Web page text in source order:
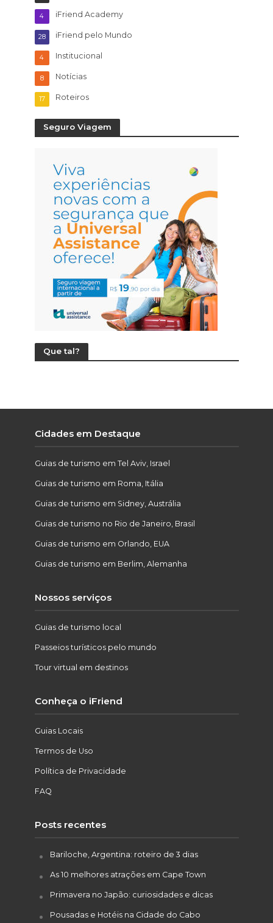
iFriend Academy
4
iFriend pelo Mundo
28
Institucional
4
Notícias
8
Roteiros
17
Seguro Viagem
Que tal?
Cidades em Destaque
Guias de turismo em Tel Aviv, Israel
Guias de turismo em Roma, Itália
Guias de turismo em Sidney, Austrália
Guias de turismo no Rio de Janeiro, Brasil
Guias de turismo em Orlando, EUA
Guias de turismo em Berlim, Alemanha
Nossos serviços
Guias de turismo local
Passeios turísticos pelo mundo
Tour virtual em destinos
Conheça o iFriend
Guias Locais
Termos de Uso
Política de Privacidade
FAQ
Posts recentes
Bariloche, Argentina: roteiro de 3 dias
As 10 melhores atrações em Cape Town
Primavera no Japão: curiosidades e dicas
Pousadas e Hotéis na Cidade do Cabo